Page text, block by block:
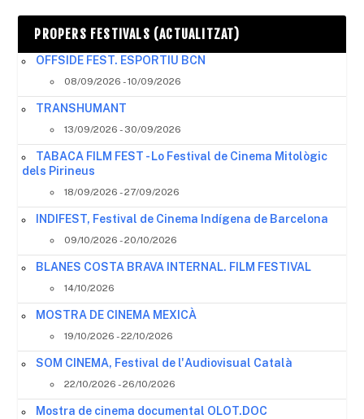
PROPERS FESTIVALS (ACTUALITZAT)
OFFSIDE FEST. ESPORTIU BCN
08/09/2026 - 10/09/2026
TRANSHUMANT
13/09/2026 - 30/09/2026
TABACA FILM FEST - Lo Festival de Cinema Mitològic
dels Pirineus
18/09/2026 - 27/09/2026
INDIFEST, Festival de Cinema Indígena de Barcelona
09/10/2026 - 20/10/2026
BLANES COSTA BRAVA INTERNAL. FILM FESTIVAL
14/10/2026
MOSTRA DE CINEMA MEXICÀ
19/10/2026 - 22/10/2026
SOM CINEMA, Festival de l'Audiovisual Català
22/10/2026 - 26/10/2026
Mostra de cinema documental OLOT.DOC